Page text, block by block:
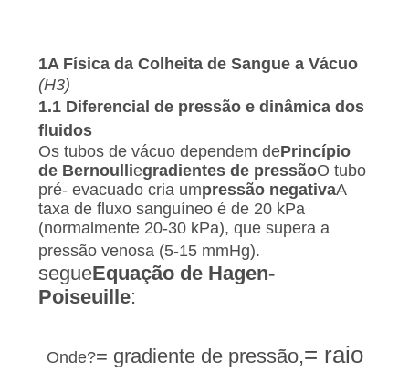
CONTROLE
QUALIDADE
CONTACTE-
NOS
PEÇA
UMAS
1A Física da Colheita de Sangue a Vácuo
(H3)
1.1 Diferencial de pressão e dinâmica dos
fluidos
Os tubos de vácuo dependem dePrincípio
de Bernoulliegradientes de pressãoO tubo
pré- evacuado cria umpressão negativaA
taxa de fluxo sanguíneo é de 20 kPa
(normalmente 20-30 kPa), que supera a
pressão venosa (5-15 mmHg).
segueEquação de Hagen-
Poiseuille:
Onde?Δ P
= gradiente de pressão,r
= raio